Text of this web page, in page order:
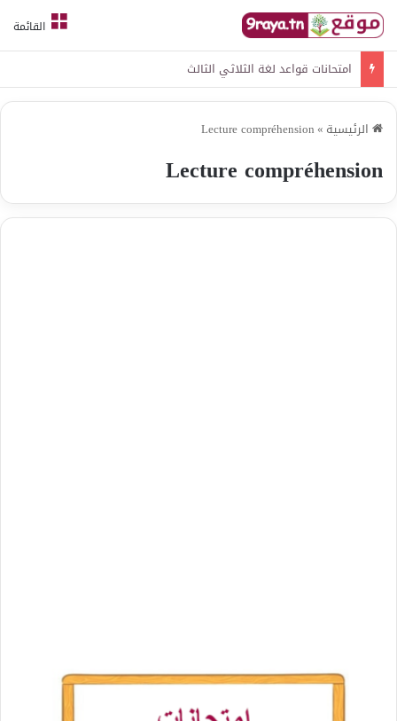
القائمة
امتحانات قواعد لغة الثلاثي الثالث
الرئيسية »
Lecture compréhension
Lecture compréhension